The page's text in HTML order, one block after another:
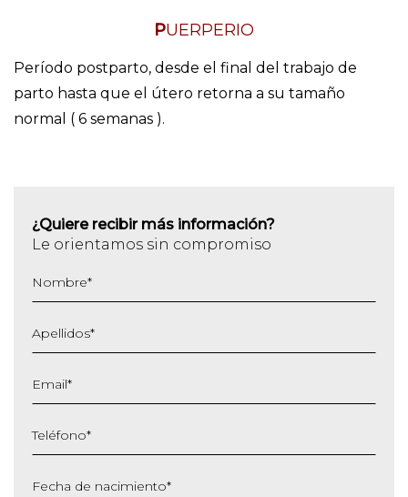
PUERPERIO
Período postparto, desde el final del trabajo de
parto hasta que el útero retorna a su tamaño
normal ( 6 semanas ).
¿Quiere recibir más información?
Le orientamos sin compromiso
Nombre*
Apellidos*
Email*
Teléfono*
Fecha de nacimiento*